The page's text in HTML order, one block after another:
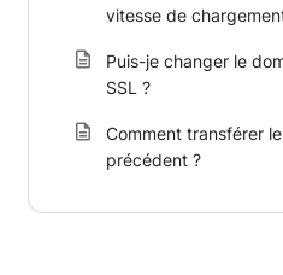
vitesse de
Puis-je changer le
SSL ?
Comment transférer
précédent ?